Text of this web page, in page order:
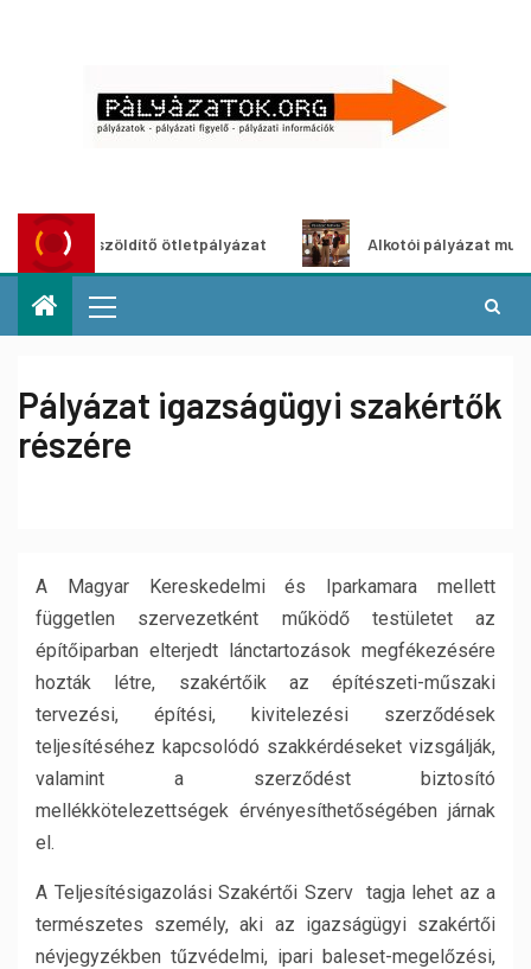
Városzöldítő ötletpályázat Alkotói pályázat
Pályázat igazságügyi szakértők
részére
A Magyar Kereskedelmi és Iparkamara mellett
független szervezetként működő testületet az
építőiparban elterjedt lánctartozások megfékezésére
hozták létre, szakértőik az építészeti-műszaki
tervezési, építési, kivitelezési szerződések
teljesítéséhez kapcsolódó szakkérdéseket vizsgálják,
valamint a szerződést biztosító
mellékkötelezettségek érvényesíthetőségében járnak
el.
A Teljesítésigazolási Szakértői Szerv tagja lehet az a
természetes személy, aki az igazságügyi szakértői
névjegyzékben tűzvédelmi, ipari baleset-megelőzési,